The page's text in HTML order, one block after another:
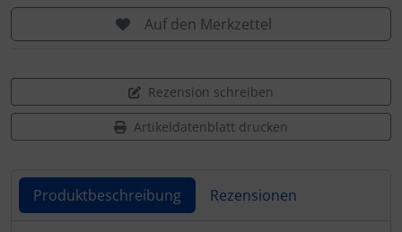
Auf den Merkzettel
Rezension schreiben
Artikeldatenblatt drucken
Produktbeschreibung Rezensionen